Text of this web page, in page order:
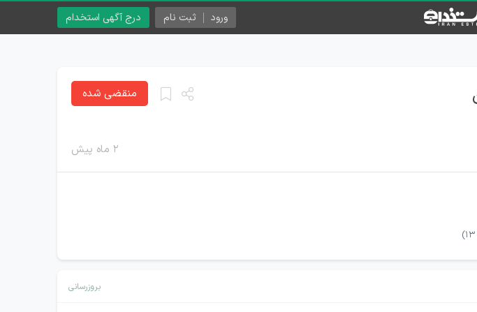
درج آگهی استخدام ورود ثبت نام
۲ ماه پیش
منقضی شده
بروزرسانی